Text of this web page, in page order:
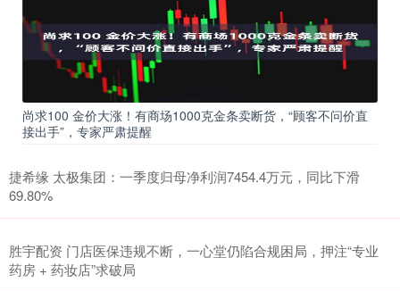
尚求100 金价大涨！有商场1000克金条卖断货，“顾客不问价直
接出手”，专家严肃提醒
捷希缘 太极集团：一季度归母净利润7454.4万元，同比下滑
69.80%
胜宇配资 门店医保违规不断，一心堂仍陷合规困局，押注“专业
药房 + 药妆店”求破局